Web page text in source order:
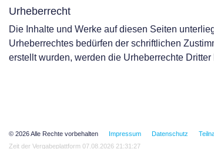
Urheberrecht
Die Inhalte und Werke auf diesen Seiten
Urheberrechtes bedürfen der schriftlichen
erstellt wurden, werden die Urheberrechte
© 2026 Alle Rechte vorbehalten Impressum Datenschutz
Zeit der Vergabeplattform 07.08.2026 21:31:27